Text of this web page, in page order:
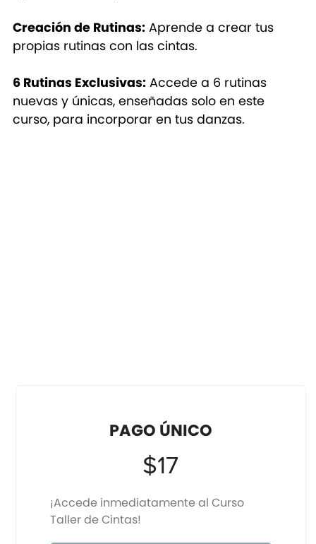
Creación de Rutinas:Aprende a crear tus
propias rutinas con las cintas.
6 Rutinas Exclusivas:Accede a 6 rutinas
nuevas y únicas, enseñadas solo en este
curso, para incorporar en tus danzas.
PAGO ÚNICO
$17
¡Accede inmediatamente al Curso
Taller de Cintas!